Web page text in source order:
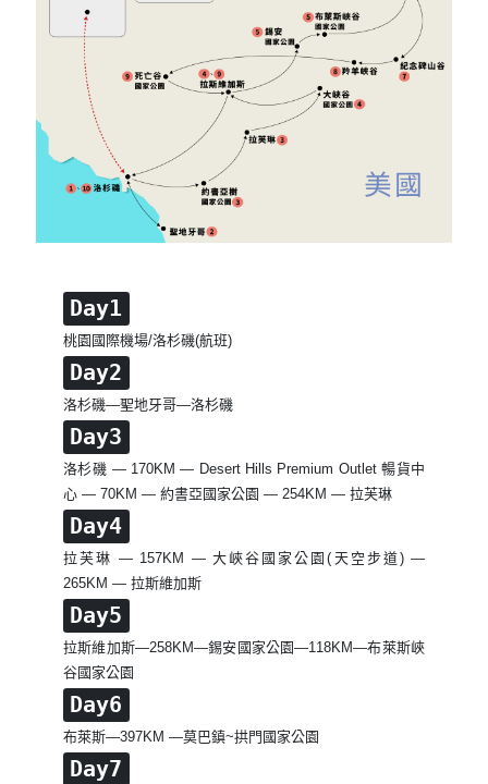
Day1
桃園國際機場/洛杉磯(航班)
Day2
洛杉磯—聖地牙哥—洛杉磯
Day3
洛杉磯 — 170KM — Desert Hills Premium Outlet 暢貨中
心 — 70KM — 約書亞國家公園 — 254KM — 拉芙琳
Day4
拉芙琳 — 157KM — 大峽谷國家公園(天空步道) —
265KM — 拉斯維加斯
Day5
拉斯維加斯—258KM—錫安國家公園—118KM—布萊斯峽
谷國家公園
Day6
布萊斯—397KM —莫巴鎮~拱門國家公園
Day7